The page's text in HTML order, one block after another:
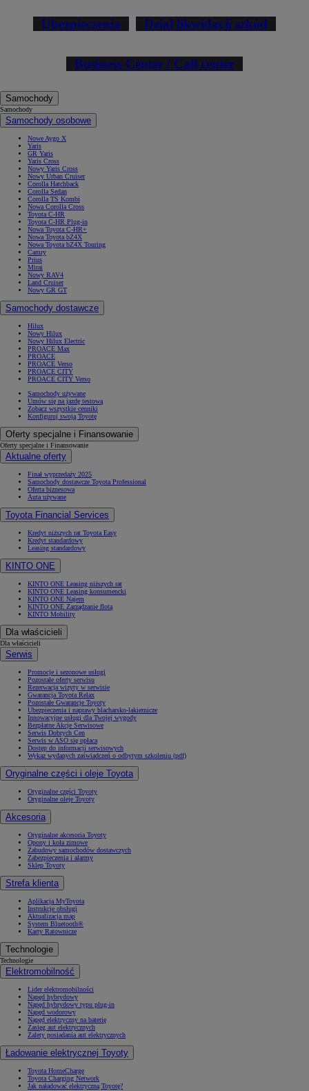
Ubezpieczenia Dział likwidacji szkód
Business Center / Call center
Samochody
Samochody
Samochody osobowe
Nowe Aygo X
Yaris
GR Yaris
Yaris Cross
Nowy Yaris Cross
Nowy Urban Cruiser
Corolla Hatchback
Corolla Sedan
Corolla TS Kombi
Nowa Corolla Cross
Toyota C-HR
Toyota C-HR Plug-in
Nowa Toyota C-HR+
Nowa Toyota bZ4X
Nowa Toyota bZ4X Touring
Camry
Prius
Mirai
Nowy RAV4
Land Cruiser
Nowy GR GT
Samochody dostawcze
Hilux
Nowy Hilux
Nowy Hilux Electric
PROACE Max
PROACE
PROACE Verso
PROACE CITY
PROACE CITY Verso
Samochody używane
Umów się na jazdę testową
Zobacz wszystkie cenniki
Konfiguruj swoją Toyotę
Oferty specjalne i Finansowanie
Oferty specjalne i Finansowanie
Aktualne oferty
Finał wyprzedaży 2025
Samochody dostawcze Toyota Professional
Oferta biznesowa
Auta używane
Toyota Financial Services
Kredyt niższych rat Toyota Easy
Kredyt standardowy
Leasing standardowy
KINTO ONE
KINTO ONE Leasing niższych rat
KINTO ONE Leasing konsumencki
KINTO ONE Najem
KINTO ONE Zarządzanie flotą
KINTO Mobility
Dla właścicieli
Dla właścicieli
Serwis
Promocje i sezonowe usługi
Pozostałe oferty serwisu
Rezerwacja wizyty w serwisie
Gwarancja Toyota Relax
Pozostałe Gwarancje Toyoty
Ubezpieczenia i naprawy blacharsko-lakiernicze
Innowacyjne usługi dla Twojej wygody
Bezpłatne Akcje Serwisowe
Serwis Dobrych Cen
Serwis w ASO się opłaca
Dostęp do informacji serwisowych
Wykaz wydanych zaświadczeń o odbytym szkoleniu (pdf)
Oryginalne części i oleje Toyota
Oryginalne części Toyoty
Oryginalne oleje Toyoty
Akcesoria
Oryginalne akcesoria Toyoty
Opony i koła zimowe
Zabudowy samochodów dostawczych
Zabezpieczenia i alarmy
Sklep Toyoty
Strefa klienta
Aplikacja MyToyota
Instrukcje obsługi
Aktualizacja map
System Bluetooth®
Karty Ratownicze
Technologie
Technologie
Elektromobilność
Lider elektromobilności
Napęd hybrydowy
Napęd hybrydowy typu plug-in
Napęd wodorowy
Napęd elektryczny na baterię
Zasięg aut elektrycznych
Zalety posiadania aut elektrycznych
Ładowanie elektrycznej Toyoty
Toyota HomeCharge
Toyota Charging Network
Jak naładować elektryczną Toyotę?